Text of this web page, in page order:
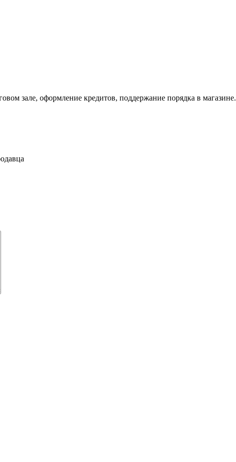
зале, оформление кредитов, поддержание порядка в магазине.